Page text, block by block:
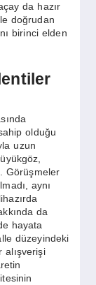
da hazır
doğrudan
birinci elden
olduğu
uzun
Görüşmeler
aynı
da
hayata
düzeyindeki
alışverişi